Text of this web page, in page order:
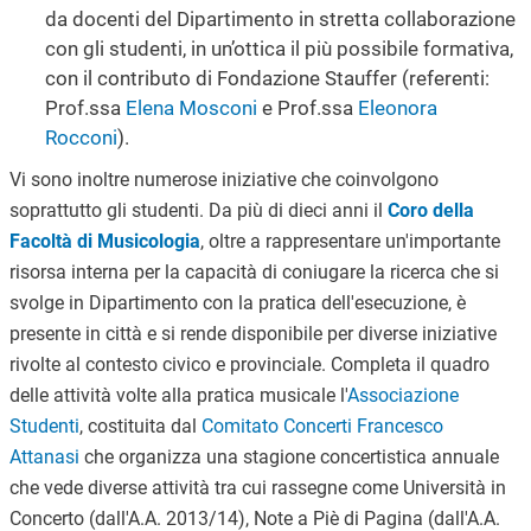
da docenti del Dipartimento in stretta collaborazione
con gli studenti, in un’ottica il più possibile formativa,
con il contributo di Fondazione Stauffer (referenti:
Prof.ssa Elena Mosconi e Prof.ssa Eleonora
Rocconi).
Vi sono inoltre numerose iniziative che coinvolgono
soprattutto gli studenti. Da più di dieci anni il Coro della
Facoltà di Musicologia, oltre a rappresentare un'importante
risorsa interna per la capacità di coniugare la ricerca che si
svolge in Dipartimento con la pratica dell'esecuzione, è
presente in città e si rende disponibile per diverse iniziative
rivolte al contesto civico e provinciale. Completa il quadro
delle attività volte alla pratica musicale l'Associazione
Studenti, costituita dal Comitato Concerti Francesco
Attanasi che organizza una stagione concertistica annuale
che vede diverse attività tra cui rassegne come Università in
Concerto (dall'A.A. 2013/14), Note a Piè di Pagina (dall'A.A.